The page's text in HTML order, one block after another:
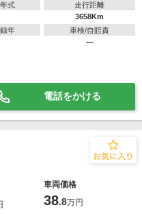
式
走行距離
3658Km
年
車検/自賠責
―
電話をかける
車両価格
38.8万円